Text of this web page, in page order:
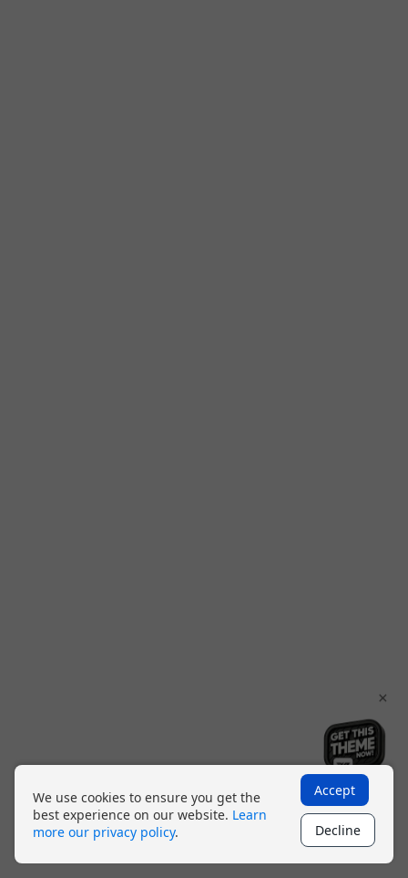
×
We use cookies to ensure you get the
best experience on our website. Learn
more our privacy policy.
Accept
Decline